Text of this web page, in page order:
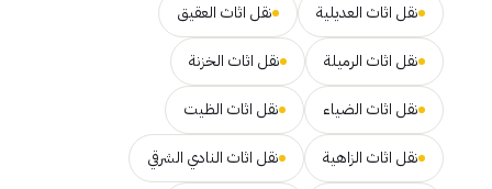
نقل اثاث العديلية نقل اثاث العقيق
نقل اثاث الرميلة نقل اثاث الخزنة
نقل اثاث الضياء نقل اثاث الظيت
نقل اثاث الزاهية نقل اثاث النادي الشرقي